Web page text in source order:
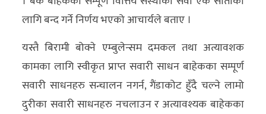
राशिफल
ग्यालरी
भिडियो
लागि बन्द गर्ने निर्णय भएको आचार्यले बताए ।
यस्तै बिरामी बोक्ने एम्बुलेन्सम दमकल तथा अत्यावशक
कामका लागि स्वीकृत प्राप्त सवारी साधन बाहेकका सम्पूर्ण
सवारी साधनहरु सन्चालन नगर्न, गैंडाकोट हुँदै चल्ने लामो
दुरीका सवारी साधनहरु नचलाउन र अत्यावश्यक बाहेकका